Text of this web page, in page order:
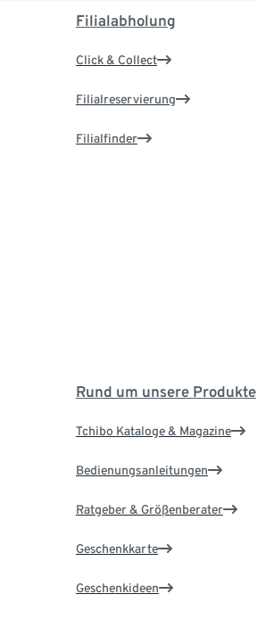
Filialabholung
Click & Collect
Filialreservierung
Filialfinder
Rund um unsere Produkte
Tchibo Kataloge & Magazine
Bedienungsanleitungen
Ratgeber & Größenberater
Geschenkkarte
Geschenkideen